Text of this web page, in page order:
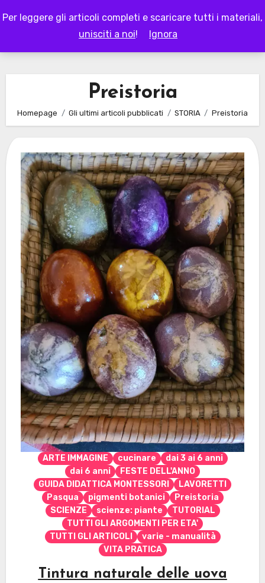
Per leggere gli articoli completi e scaricare tutti i materiali,
unisciti a noi! Ignora
to
LAPAPPADOLCE
Preistoria
Homepage Gli ultimi articoli pubblicati STORIA Preistoria
ARTE IMMAGINE cucinare
dai 3 ai 6 anni
dai 6 anni
FESTE DELL'ANNO
GUIDA DIDATTICA MONTESSORI
LAVORETTI
Pasqua
pigmenti botanici
Preistoria
SCIENZE
scienze: piante
TUTORIAL
TUTTI GLI ARGOMENTI PER ETA'
TUTTI GLI ARTICOLI
varie - manualità
VITA PRATICA
Tintura naturale delle uova